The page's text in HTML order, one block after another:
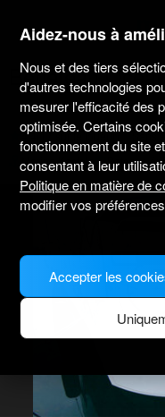
Beneteau
4.4(17 sur le loueur) Sans
Marina Kastela
Bateau
Aidez-nous à
Nous et des tiers
d'autres technologies
mesurer l'efficacité des
optimisée. Certains
fonctionnement du site
consentant à leur
Politique en matière de
modifier vos
Accepter les